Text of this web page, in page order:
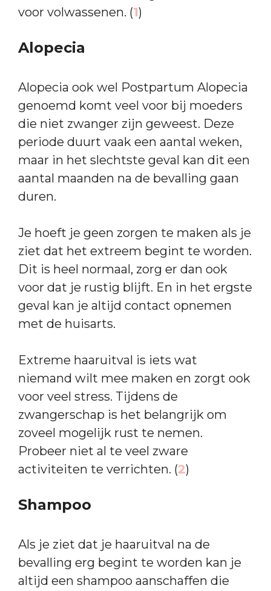
voor volwassenen. (1)
Alopecia
Alopecia ook wel Postpartum Alopecia
genoemd komt veel voor bij moeders
die niet zwanger zijn geweest. Deze
periode duurt vaak een aantal weken,
maar in het slechtste geval kan dit een
aantal maanden na de bevalling gaan
duren.
Je hoeft je geen zorgen te maken als je
ziet dat het extreem begint te worden.
Dit is heel normaal, zorg er dan ook
voor dat je rustig blijft. En in het ergste
geval kan je altijd contact opnemen
met de huisarts.
Extreme haaruitval is iets wat
niemand wilt mee maken en zorgt ook
voor veel stress. Tijdens de
zwangerschap is het belangrijk om
zoveel mogelijk rust te nemen.
Probeer niet al te veel zware
activiteiten te verrichten. (2)
Shampoo
Als je ziet dat je haaruitval na de
bevalling erg begint te worden kan je
altijd een shampoo aanschaffen die